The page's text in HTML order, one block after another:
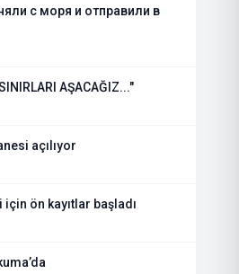
с моря и отправили в
AŞACAĞIZ..."
açılıyor
için ön kayıtlar başladı